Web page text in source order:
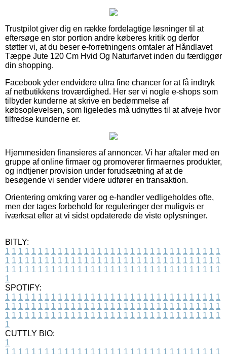
Trustpilot giver dig en række fordelagtige løsninger til at
eftersøge en stor portion andre køberes kritik og derfor
støtter vi, at du beser e-forretningens omtaler af Håndlavet
Tæppe Jute 120 Cm Hvid Og Naturfarvet inden du færdiggør
din shopping.
Facebook yder endvidere ultra fine chancer for at få indtryk
af netbutikkens troværdighed. Her ser vi nogle e-shops som
tilbyder kunderne at skrive en bedømmelse af
købsoplevelsen, som ligeledes må udnyttes til at afveje hvor
tilfredse kunderne er.
Hjemmesiden finansieres af annoncer. Vi har aftaler med en
gruppe af online firmaer og promoverer firmaernes produkter,
og indtjener provision under forudsætning af at de
besøgende vi sender videre udfører en transaktion.
Orientering omkring varer og e-handler vedligeholdes ofte,
men der tages forbehold for reguleringer der muligvis er
iværksat efter at vi sidst opdaterede de viste oplysninger.
BITLY:
1 1 1 1 1 1 1 1 1 1 1 1 1 1 1 1 1 1 1 1 1 1 1 1 1 1 1 1 1 1 1 1 1
1 1 1 1 1 1 1 1 1 1 1 1 1 1 1 1 1 1 1 1 1 1 1 1 1 1 1 1 1 1 1 1 1
1 1 1 1 1 1 1 1 1 1 1 1 1 1 1 1 1 1 1 1 1 1 1 1 1 1 1 1 1 1 1 1 1
1
SPOTIFY:
1 1 1 1 1 1 1 1 1 1 1 1 1 1 1 1 1 1 1 1 1 1 1 1 1 1 1 1 1 1 1 1 1
1 1 1 1 1 1 1 1 1 1 1 1 1 1 1 1 1 1 1 1 1 1 1 1 1 1 1 1 1 1 1 1 1
1 1 1 1 1 1 1 1 1 1 1 1 1 1 1 1 1 1 1 1 1 1 1 1 1 1 1 1 1 1 1 1 1
1
CUTTLY BIO:
1
1 1 1 1 1 1 1 1 1 1 1 1 1 1 1 1 1 1 1 1 1 1 1 1 1 1 1 1 1 1 1 1 1